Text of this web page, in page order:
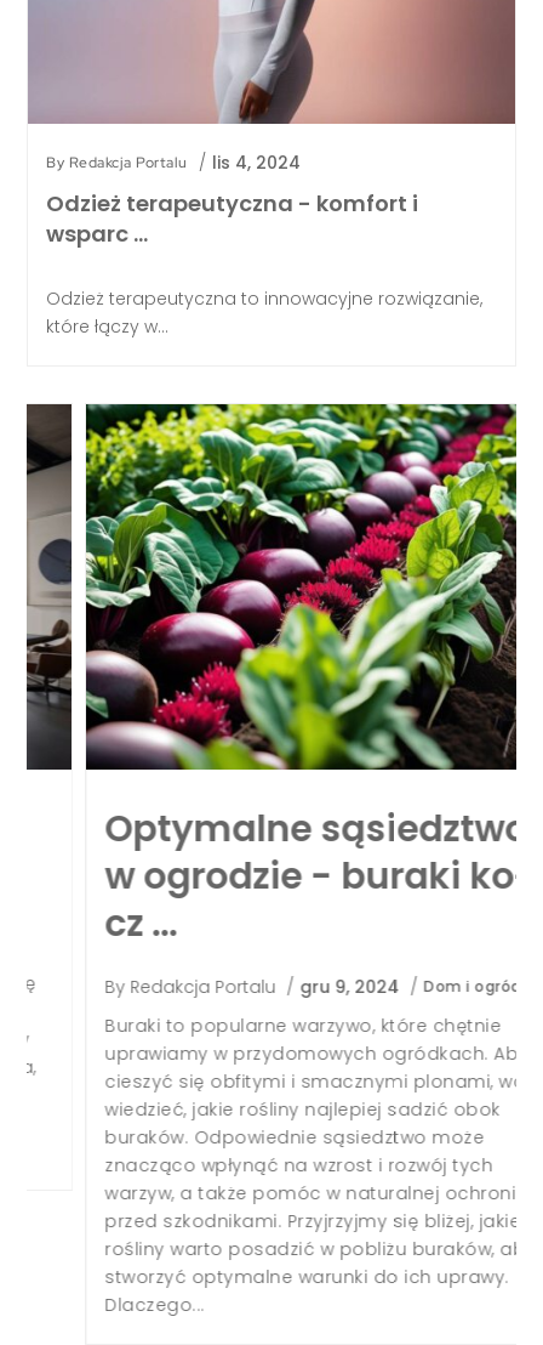
By Redakcja Portalu / lis 4, 2024
Odzież terapeutyczna - komfort i
wsparc …
Odzież terapeutyczna to innowacyjne rozwiązanie,
które łączy w...
Optymalne sąsiedztwo
w ogrodzie - buraki koło
cz …
Redakcja Portalu / gru 9, 2024 / Dom i ogród
Buraki to popularne warzywo, które chętnie
uprawiamy w przydomowych ogródkach. Aby
cieszyć się obfitymi i smacznymi plonami, warto
wiedzieć, jakie rośliny najlepiej sadzić obok
buraków. Odpowiednie sąsiedztwo może
znacząco wpłynąć na wzrost i rozwój tych
warzyw, a także pomóc w naturalnej ochronie
przed szkodnikami. Przyjrzyjmy się bliżej, jakie
rośliny warto posadzić w pobliżu buraków, aby
stworzyć optymalne warunki do ich uprawy.
Dlaczego...